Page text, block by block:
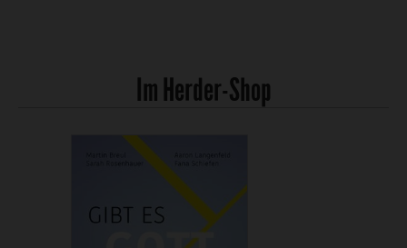
Im Herder-Shop